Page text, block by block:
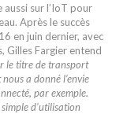
aussi sur l’IoT pour
Après le succès
en juin dernier, avec
Gilles Fargier entend
le titre de transport
a donné l’envie
par exemple.
d’utilisation